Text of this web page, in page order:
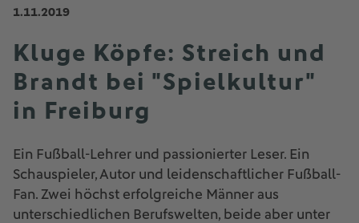
1.11.2019
Kluge Köpfe: Streich und
Brandt bei "Spielkultur"
in Freiburg
Ein Fußball-Lehrer und passionierter Leser. Ein
Schauspieler, Autor und leidenschaftlicher Fußball-
Fan. Zwei höchst erfolgreiche Männer aus
unterschiedlichen Berufswelten, beide aber unter